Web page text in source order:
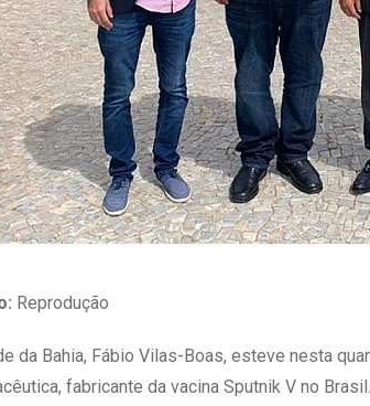
Reprodução
da Bahia, Fábio Vilas-Boas, esteve nesta
fabricante da vacina Sputnik V no